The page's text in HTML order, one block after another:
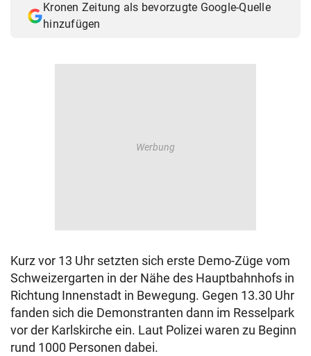
Kronen Zeitung als bevorzugte Google-Quelle
hinzufügen
Kurz vor 13 Uhr setzten sich erste Demo-Züge vom
Schweizergarten in der Nähe des Hauptbahnhofs in
Richtung Innenstadt in Bewegung. Gegen 13.30 Uhr
fanden sich die Demonstranten dann im Resselpark
vor der Karlskirche ein. Laut Polizei waren zu Beginn
rund 1000 Personen dabei.